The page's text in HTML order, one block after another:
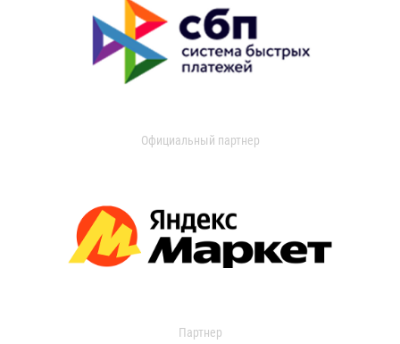
Официальный партнер
Партнер